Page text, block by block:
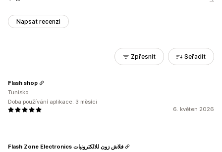
Napsat recenzi
Zpřesnit Seřadit
6. květen 2026
Flash shop
Tunisko
Doba používání aplikace: 3 měsíci
Flash Zone Electronics فلاش زون للالكترونيات